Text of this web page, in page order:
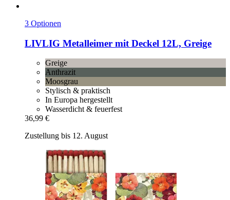
3 Optionen
LIVLIG Metalleimer mit Deckel 12L, Greige
Greige
Anthrazit
Moosgrau
Stylisch & praktisch
In Europa hergestellt
Wasserdicht & feuerfest
36,99 €
Zustellung bis 12. August